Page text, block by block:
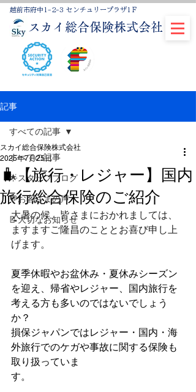
スカイ総合保険株式会社
越前市府中1-2-3 センチュリープラザ1Ｆ
記事
すべての記事
🌟スタッフブログ
💬お客さまの声
📝大切なお知らせ
すべての記事
🧳【旅行・レジャー】国内
旅行総合保険のご紹介
スカイ総合保険株式会社
2025年7月25日
大暑の候、皆さまにおかれましては、
ますますご隆昌のこととお喜び申し上
げます。
夏季休暇やお盆休み・夏休みシーズン
を迎え、帰省やレジャー、国内旅行を
考える方も多いのではないでしょう
か？
損保ジャパンではレジャー・国内・海
外旅行でのケガや事故に関する保険も
取り扱っていま
す。